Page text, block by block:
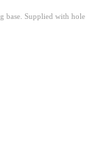
base. Supplied with hole